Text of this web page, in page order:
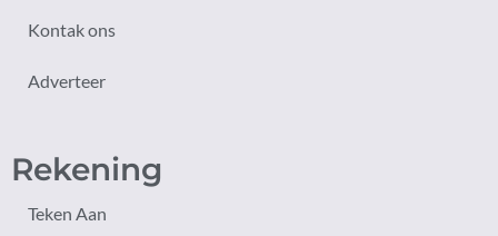
Kontak ons
Adverteer
Rekening
Teken Aan